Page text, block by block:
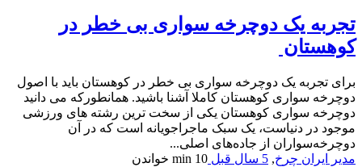
تجربه یک دوچرخه سواری بی خطر در
کوهستان
برای تجربه یک دوچرخه سواری بی خطر در کوهستان باید با اصول
دوچرخه سواری کوهستان کاملا آشنا باشید. همانطورکه می دانید
دوچرخه سواری کوهستان یکی از سخت ترین رشته های ورزشی
موجود در دنیاست، یک سبک ماجراجویانه است که در آن
دوچرخه‌سواران از جاده‌های اصلی...
مدیر ایران چرخ, 5 سال قبل 10 min خواندن